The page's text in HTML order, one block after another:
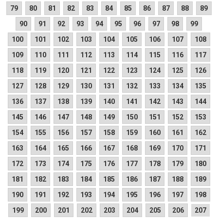
79
80 81 82 83 84 85 86 87 88
89
90
91 92 93 94 95 96 97 98
99
100
101 102 103 104 105 106 107
108
109
110 111 112 113 114 115 116
117
118
119 120 121 122 123 124 125
126
127
128 129 130 131 132 133 134
135
136
137 138 139 140 141 142 143
144
145
146 147 148 149 150 151 152
153
154
155 156 157 158 159 160 161
162
163
164 165 166 167 168 169 170
171
172
173 174 175 176 177 178 179
180
181
182 183 184 185 186 187 188
189
190
191 192 193 194 195 196 197
198
199
200 201 202 203 204 205 206 207